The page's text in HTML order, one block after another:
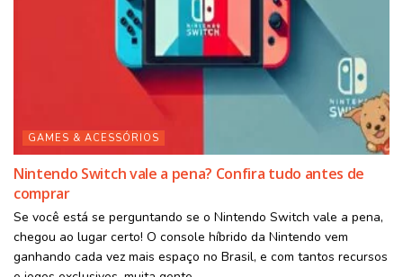
GAMES & ACESSÓRIOS
Nintendo Switch vale a pena? Confira tudo antes de
comprar
Se você está se perguntando se o Nintendo Switch vale a pena,
chegou ao lugar certo! O console híbrido da Nintendo vem
ganhando cada vez mais espaço no Brasil, e com tantos recursos